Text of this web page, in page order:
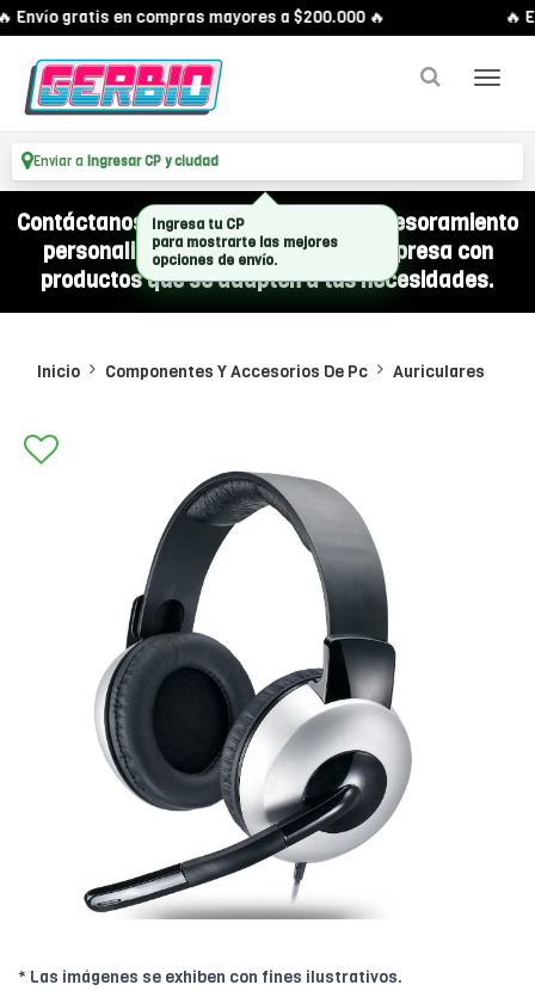
Envío gratis en compras mayores a $200.000 🔥 🔥
Enviar a Ingresar CP y ciudad
Contáctanos por WhatsApp y recibí asesoramiento
personalizado para equipar a tu empresa con
productos que se adapten a tus necesidades.
Inicio Componentes Y Accesorios De Pc Auriculares
* Las imágenes se exhiben con fines ilustrativos.
Ingresa tu CP
para mostrarte las mejores
opciones de envío.